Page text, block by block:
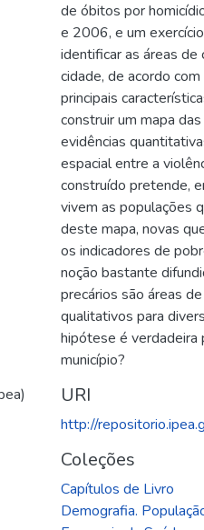
de óbitos por
e 2006, e um
identificar as áreas de
cidade, de acordo
principais
construir um mapa
evidências
espacial entre a
construído pretende,
vivem as populações
deste mapa, novas
os indicadores de
noção bastante
precários são áreas
qualitativos para
hipótese é verdadeira
município?
URI
http://
Coleções
Capítulos de Livro
Demografia.